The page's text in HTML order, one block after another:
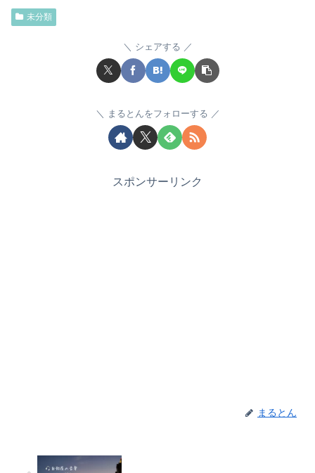
未分類
シェアする
まるとんをフォローする
スポンサーリンク
まるとん